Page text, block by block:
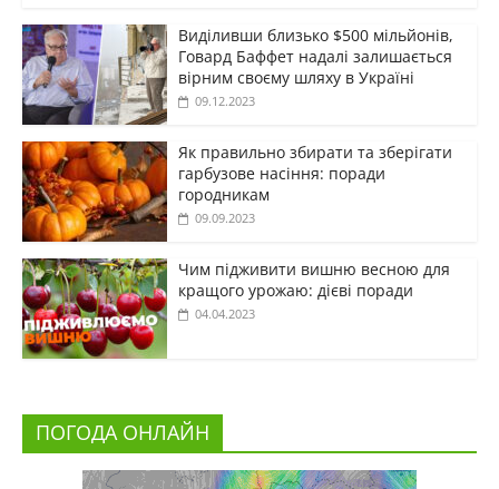
Виділивши близько $500 мільйонів,
Говард Баффет надалі залишається
вірним своєму шляху в Україні
09.12.2023
Як правильно збирати та зберігати
гарбузове насіння: поради
городникам
09.09.2023
Чим підживити вишню весною для
кращого урожаю: дієві поради
04.04.2023
ПОГОДА ОНЛАЙН